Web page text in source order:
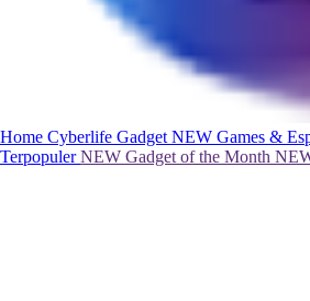
Home Cyberlife Gadget NEW Games &
TerpopulerNEW Gadget of the Month